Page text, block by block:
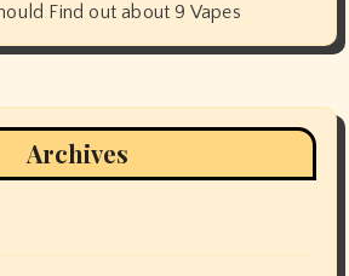
Find out about 9 Vapes
Archives